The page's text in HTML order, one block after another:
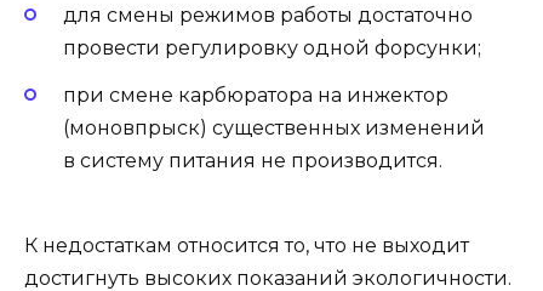
для смены режимов работы достаточно
провести регулировку одной форсунки;
при смене карбюратора на инжектор
(моновпрыск) существенных изменений
в систему питания не производится.
К недостаткам относится то, что не выходит
достигнуть высоких показаний экологичности.